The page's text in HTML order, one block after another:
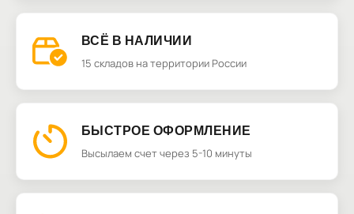
ВСЁ В НАЛИЧИИ
15 складов на территории России
БЫСТРОЕ ОФОРМЛЕНИЕ
Высылаем счет через 5-10 минуты